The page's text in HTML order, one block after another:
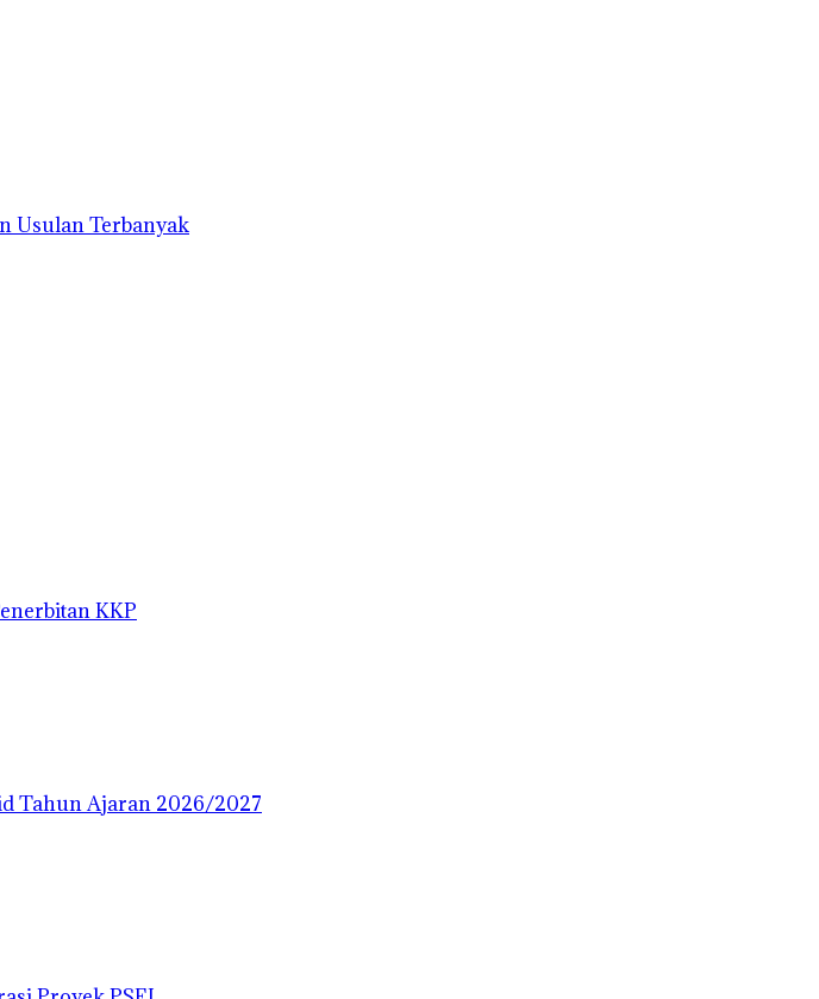
Usulan Terbanyak
KKP
Tahun Ajaran 2026/2027